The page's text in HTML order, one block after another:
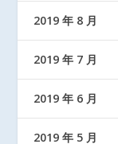
2019 年 8 月
2019 年 7 月
2019 年 6 月
2019 年 5 月